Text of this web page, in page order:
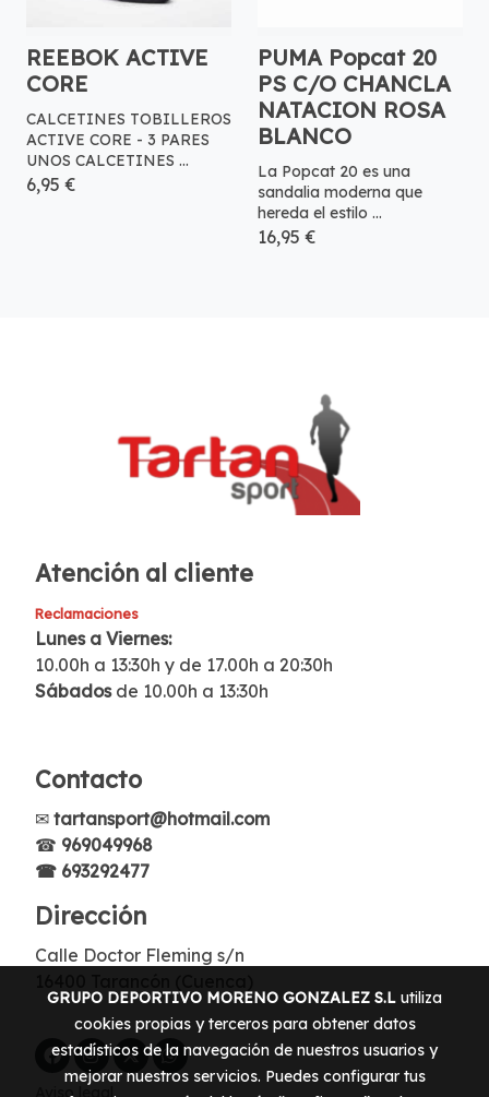
REEBOK ACTIVE
CORE
CALCETINES TOBILLEROS
ACTIVE CORE - 3 PARES
UNOS CALCETINES ...
6,95 €
PUMA Popcat 20
PS C/O CHANCLA
NATACION ROSA
BLANCO
La Popcat 20 es una
sandalia moderna que
hereda el estilo ...
16,95 €
Atención al cliente
Reclamaciones
Lunes a Viernes:
10.00h a 13:30h y de 17.00h a 20:30h
Sábados de 10.00h a 13:30h
Contacto
✉ tartansport@hotmail.com
☎ 969049968
☎ 693292477
Dirección
Calle Doctor Fleming s/n
Aviso legal
GRUPO DEPORTIVO MORENO GONZALEZ S.L utiliza
cookies propias y terceros para obtener datos
estadísticos de la navegación de nuestros usuarios y
mejorar nuestros servicios. Puedes configurar tus